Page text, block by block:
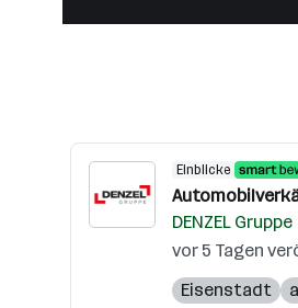
Einblicke
DENZEL Gruppe
vor 5 Tagen
Eisenstadt